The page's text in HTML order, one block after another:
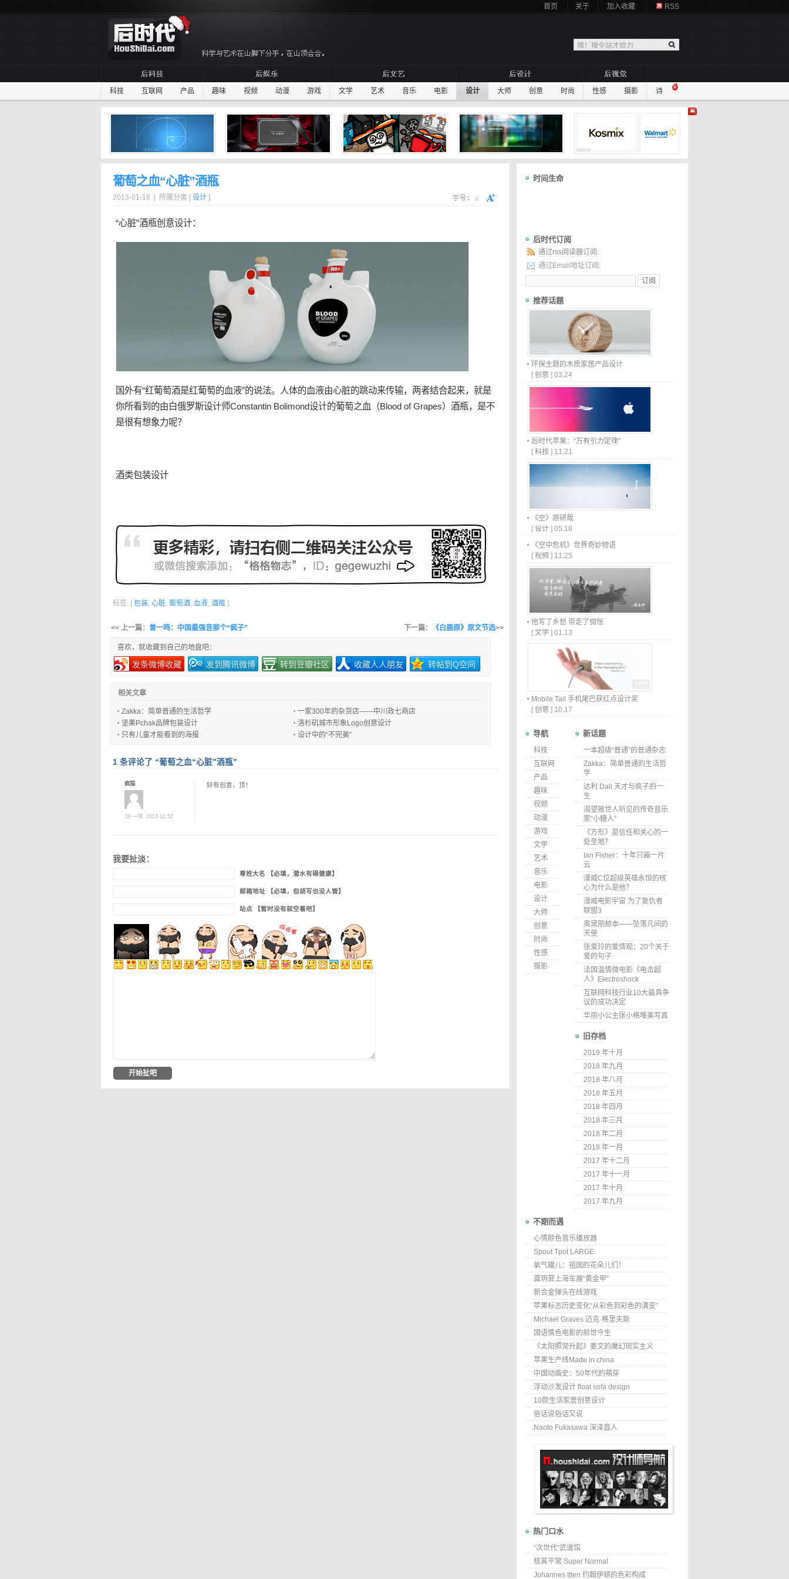
首页 关于 加入收藏 RSS
科技 互联网 产品 趣味 视频 动漫 游戏 文学 艺术 音乐 电影 设计 大师 创意 时尚 性感 摄影 诗
葡萄之血“心脏”酒瓶
2013-01-18 | 所属分类 [ 设计 ]
“心脏”酒瓶创意设计：
国外有“红葡萄酒是红葡萄的血液”的说法。人体的血液由心脏的跳动来传输，两者结合起来，就是
你所看到的由白俄罗斯设计师Constantin Bolimond设计的葡萄之血（Blood of Grapes） 酒瓶，是不
是很有想象力呢？
酒类包装设计
标签: [ 包装, 心脏, 葡萄酒, 血液, 酒瓶 ]
<< 上一篇： 曾一鸣：中国最强音那个“疯子” 下一篇： 《白鹿原》原文节选>>
喜欢，就收藏到自己的地盘吧：
发条微博收藏 发到腾讯微博 转到豆瓣社区 收藏人人朋友 转帖到Q空间
相关文章
Zakka：简单普通的生活哲学
一家300年的杂货店——中川政七商店
坚果Pchak品牌包装设计
洛杉矶城市形象Logo创意设计
只有儿童才能看到的海报
设计中的“不完美”
1 条评论了 “葡萄之血“心脏”酒瓶”
疯猫
18 一月, 2013 11:52
好有创意，顶！
我要扯淡：
尊姓大名 【必填，潜水有碍健康】
邮箱地址 【必填，但胡写也没人管】
站点 【暂时没有就空着吧】
时间生命
后时代订阅
通过rss阅读器订阅:
通过Email地址订阅:
推荐话题
环保主题的木质家居产品设计
[ 创意 ] 03.24
后时代苹果：“万有引力定律”
[ 科技 ] 11.21
《空》原研哉
[ 设计 ] 05.18
《空中危机》世界奇妙物语
[ 视频 ] 11.25
他写了乡愁 带走了惆怅
[ 文学 ] 01.13
Mobile Tail 手机尾巴获红点设计奖
[ 创意 ] 10.17
导航
科技
互联网
产品
趣味
视频
动漫
游戏
文学
艺术
音乐
电影
设计
大师
创意
时尚
性感
摄影
新话题
一本超级“普通”的普通杂志
Zakka：简单普通的生活哲
学
达利 Dali 天才与疯子的一
生
渴望被世人听见的传奇音乐
家“小糖人”
《方形》是信任和关心的一
处圣地？
Ian Fisher：十年只画一片
云
漫威C位超级英雄永恒的核
心为什么是他？
漫威电影宇宙 为了复仇者
联盟3
奥黛丽赫本——坠落凡间的
天使
张爱玲的爱情观：20个关于
爱的句子
法国温情微电影《电击超
人》Electroshock
互联网科技行业10大最具争
议的成功决定
华丽小公主张小格唯美写真
旧存档
2019 年十月
2018 年九月
2018 年八月
2018 年五月
2018 年四月
2018 年三月
2018 年二月
2018 年一月
2017 年十二月
2017 年十一月
2017 年十月
2017 年九月
不期而遇
心情颜色音乐播放器
Spout Tpot LARGE
氧气罐儿：祖国的花朵儿们！
龚玥菲上海车展“黄金甲”
新合金弹头在线游戏
苹果标志历史变化“从彩色到彩色的演变”
Michael Graves 迈克·格里夫斯
国语情色电影的前世今生
《太阳照常升起》姜文的魔幻现实主义
苹果生产线Made in china
中国动画史：50年代的萌芽
浮动沙发设计 float sofa design
10款生活家居创意设计
俗话说俗话又说
Naoto Fukasawa 深泽直人
热门口水
“次世代”武道馆
极其平常 Super Normal
Johannes Itten 约翰伊顿的色彩构成